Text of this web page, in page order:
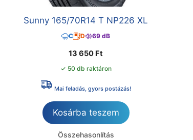
Sunny 165/70R14 T NP226 XL
C D 69 dB
13 650 Ft
✓ 50 db raktáron
Mai feladás, gyors postázás!
Kosárba teszem
Összehasonlítás